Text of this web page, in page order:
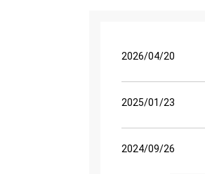
2026/04/20
2025/01/23
2024/09/26